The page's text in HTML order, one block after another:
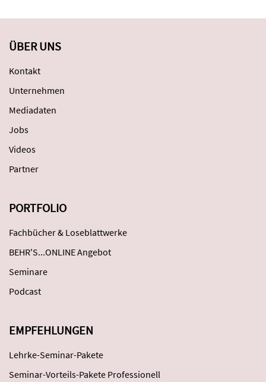
ÜBER UNS
Kontakt
Unternehmen
Mediadaten
Jobs
Videos
Partner
PORTFOLIO
Fachbücher & Loseblattwerke
BEHR'S...ONLINE Angebot
Seminare
Podcast
EMPFEHLUNGEN
Lehrke-Seminar-Pakete
Seminar-Vorteils-Pakete Professionell